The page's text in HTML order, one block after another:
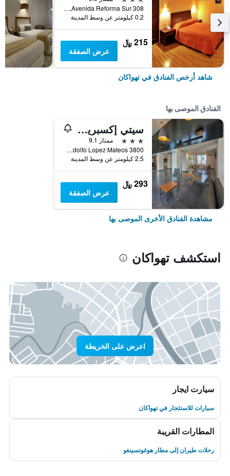
Avenida Reforma Sur 308, تهواكان, ولاية بويبلا, المكسيك
0.2 كيلومتر عن وسط المدينة
215 ﷼
عرض الصفقة
شاهد أرخص الفنادق في تهواكان
الفنادق الموصى بها
سيتي إكسبريس من ماريوت - تهواكان
3 نجوم
ممتاز 9.1
Calzada Adolfo Lopez Mateos 3800, تهواكان, ولاية بويبلا, المكسيك
2.5 كيلومتر عن وسط المدينة
293 ﷼
عرض الصفقة
مشاهدة الفنادق الأخرى الموصى بها
استكشف تهواكان
اعرض على الخريطة
سيارت ايجار
سيارات للاستئجار في تهواكان
المطارات القريبة
رحلات طيران إلى مطار هوغوتسينغو